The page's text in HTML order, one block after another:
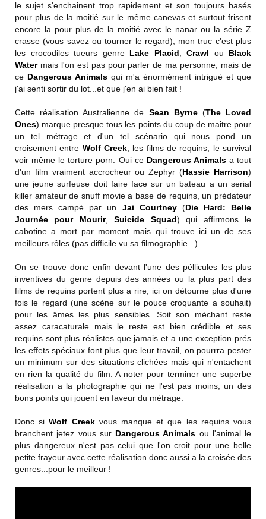
le sujet s'enchainent trop rapidement et son toujours basés
pour plus de la moitié sur le même canevas et surtout frisent
encore la pour plus de la moitié avec le nanar ou la série Z
crasse (vous savez ou tourner le regard), mon truc c'est plus
les crocodiles tueurs genre Lake Placid, Crawl ou Black
Watermais l'on est pas pour parler de ma personne, mais de
ce Dangerous Animals qui m'a énormément intrigué et que
j'ai senti sortir du lot...et que j'en ai bien fait !
Cette réalisation Australienne de Sean Byrne(The Loved
Ones) marque presque tous les points du coup de maitre pour
un tel métrage et d'un tel scénario qui nous pond un
croisement entre Wolf Creek, les films de requins, le survival
voir même le torture porn. Oui ce Dangerous Animalsa tout
d'un film vraiment accrocheur ou Zephyr (Hassie Harrison)
une jeune surfeuse doit faire face sur un bateau a un serial
killer amateur de snuff movie a base de requins, un prédateur
des mers campé par un Jai Courtney(Die Hard: Belle
Journée pour Mourir,Suicide Squad) qui affirmons le
cabotine a mort par moment mais qui trouve ici un de ses
meilleurs rôles (pas difficile vu sa filmographie...).
On se trouve donc enfin devant l'une des péllicules les plus
inventives du genre depuis des années ou la plus part des
films de requins portent plus a rire, ici on détourne plus d'une
fois le regard (une scène sur le pouce croquante a souhait)
pour les âmes les plus sensibles. Soit son méchant reste
assez caracaturale mais le reste est bien crédible et ses
requins sont plus réalistes que jamais et a une exception prés
les effets spéciaux font plus que leur travail, on pourrra pester
un minimum sur des situations clichées mais qui n'entachent
en rien la qualité du film. A noter pour terminer une superbe
réalisation a la photographie qui ne l'est pas moins, un des
bons points qui jouent en faveur du métrage.
Donc siWolf Creekvous manque et que les requins vous
branchent jetez vous sur Dangerous Animals ou l'animal le
plus dangereux n'est pas celui que l'on croit pour une belle
petite frayeur avec cette réalisation donc aussi a la croisée des
genres...pour le meilleur !